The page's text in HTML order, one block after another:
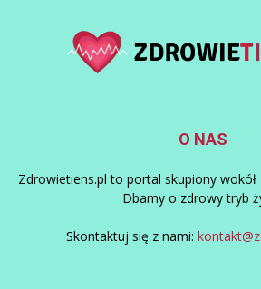
O NAS
Zdrowietiens.pl to portal skupiony
Dbamy o zdrowy tryb
Skontaktuj się z nami: